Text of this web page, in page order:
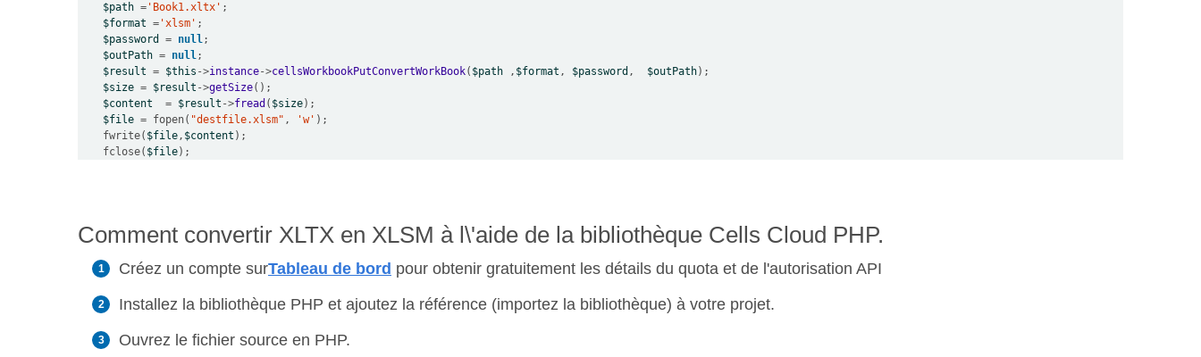
$path = 'Book1.xltx'
$format = 'xlsm'
$password
= null
$outPath = null
$result = $this ->instance->cellsWorkbookPutConvertWorkBook( $path , $format , $password , $outPath
$size = $result ->getSize
$content
= $result ->fread ( $size
$file = fopen( "destfile.xlsm" , 'w'
    fwrite(
$file, $content
    fclose(
$file
Comment convertir XLTX en XLSM à l\'aide de la bibliothèque Cells Cloud PHP.
Créez un compte surTableau de bord pour obtenir gratuitement les détails du quota et de l'autorisation API
Installez la bibliothèque PHP et ajoutez la référence (importez la bibliothèque) à votre projet.
Ouvrez le fichier source en PHP.